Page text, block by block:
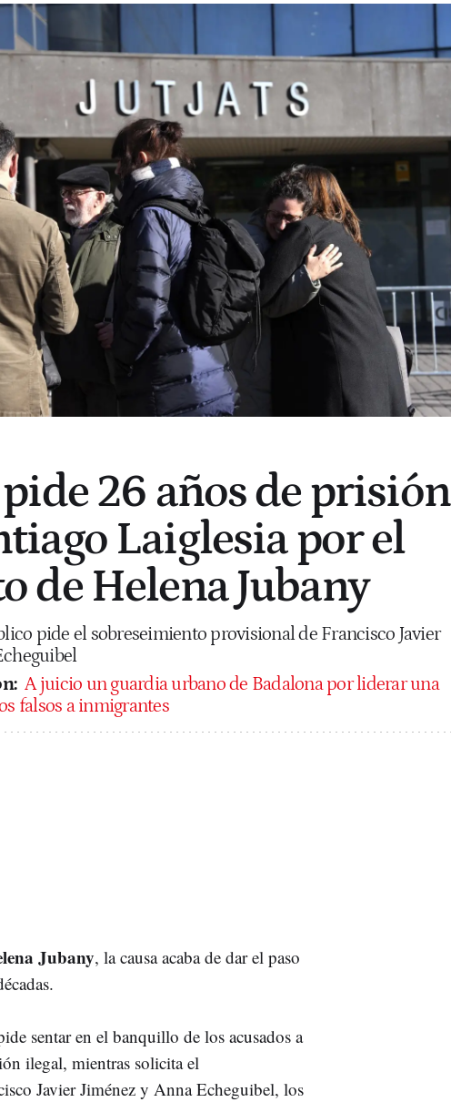
26 años de prisión
Laiglesia por el
de Helena Jubany
pide el sobreseimiento provisional de Francisco Javier
A juicio un guardia urbano de Badalona por liderar una
falsos a inmigrantes
Jubany, la causa acaba de dar el paso
sentar en el banquillo de los acusados a
ilegal, mientras solicita el
Javier Jiménez y Anna Echeguibel, los